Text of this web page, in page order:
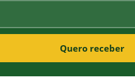
Quero receber